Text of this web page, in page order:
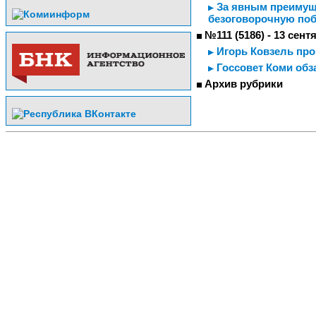
За явным
безоговорочную
№111 (5186) - 13
Игорь Ковзель
Госсовет Коми
Архив рубрики